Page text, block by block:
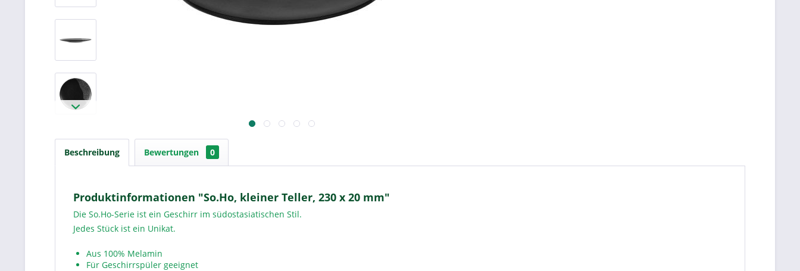
Beschreibung Bewertungen 0
Produktinformationen "So.Ho, kleiner Teller, 230 x 20 mm"
Die So.Ho-Serie ist ein Geschirr im südostasiatischen Stil.
Jedes Stück ist ein Unikat.
Aus 100% Melamin
Für Geschirrspüler geeignet